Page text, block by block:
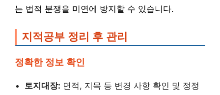
는 법적 분쟁을 미연에 방지할 수 있습니다.
지적공부 정리 후 관리
정확한 정보 확인
토지대장: 면적, 지목 등 변경 사항 확인 및 정정